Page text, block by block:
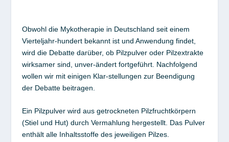
Obwohl die Mykotherapie in Deutschland seit einem
Vierteljahr-hundert bekannt ist und Anwendung findet,
wird die Debatte darüber, ob Pilzpulver oder Pilzextrakte
wirksamer sind, unver-ändert fortgeführt. Nachfolgend
wollen wir mit einigen Klar-stellungen zur Beendigung
der Debatte beitragen.
Ein Pilzpulver wird aus getrockneten Pilzfruchtkörpern
(Stiel und Hut) durch Vermahlung hergestellt. Das Pulver
enthält alle Inhaltsstoffe des jeweiligen Pilzes.